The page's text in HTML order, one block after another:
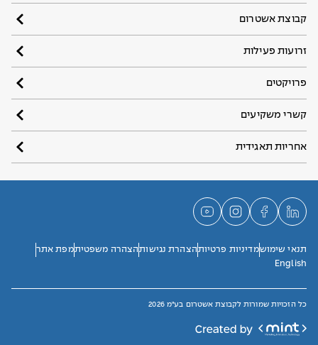
קבוצת אשטרום
זרועות פעילות
פרויקטים
קשרי משקיעים
אחריות תאגידית
תנאי שימושמדיניות פרטיותהצהרת נגישותהצהרה משפטיתמפת אתר
English
כל הזכויות שמורות לקבוצת אשטרום בע"מ 2026